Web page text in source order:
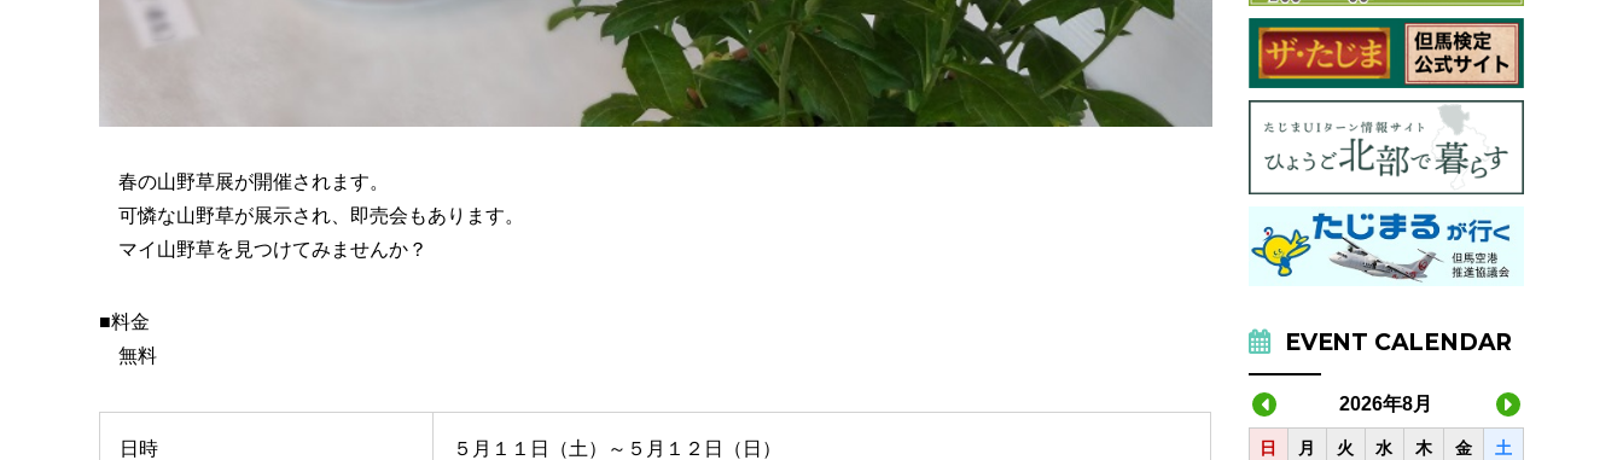
春の山野草展が開催されます。
可憐な山野草が展示され、即売会もあります。
マイ山野草を見つけてみませんか？
■料金
無料
日時
５月１１日（土）～５月１２日（日）
EVENT CALENDAR
2026年8月
日 月 火 水 木 金 土